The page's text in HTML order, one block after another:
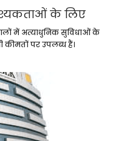
के लिए
में अत्याधुनिक सुविधाओं के
कीमतों पर उपलब्ध हैं।